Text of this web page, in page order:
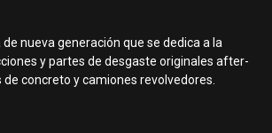
nueva generación que se dedica a la
y partes de desgaste originales after-
concreto y camiones revolvedores.